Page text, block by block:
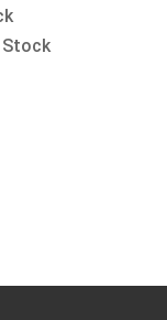
Stock